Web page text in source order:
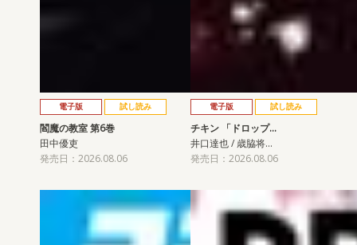
電子版 試し読み
閻魔の教室 第6巻
田中優吏
発売日：2026.08.06
電子版 試し読み
チキン 「ドロップ…
井口達也 / 歳脇将…
発売日：2026.08.06